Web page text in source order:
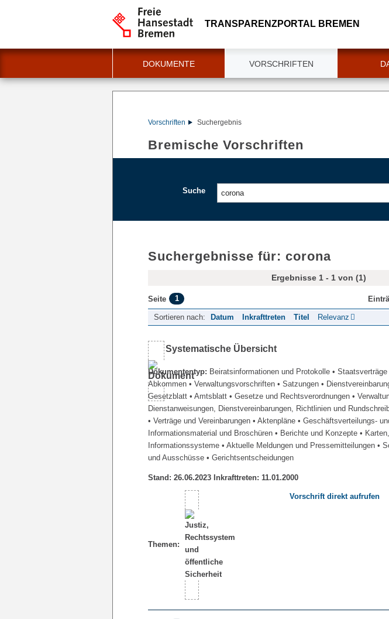
TRANSPARENZPORTAL BREMEN
DOKUMENTE VORSCHRIFTEN
Vorschriften Suchergebnis
Bremische Vorschriften
Suche
Suchergebnisse für: corona
Ergebnisse 1 - 1 von (1)
Seite 1
Sortieren nach: Datum Inkrafttreten Titel Relevanz
Systematische Übersicht
Dokumententyp: Beiratsinformationen und Protokolle • Staatsverträge
Abkommen • Verwaltungsvorschriften • Satzungen •
Gesetzblatt • Amtsblatt • Gesetze und Rechtsverordnungen •
Dienstanweisungen, Dienstvereinbarungen, Richtlinien und
• Verträge und Vereinbarungen • Aktenpläne • Geschäftsverteilungs-
Informationsmaterial und Broschüren • Berichte und Konzepte •
Informationssysteme • Aktuelle Meldungen und Pressemitteilungen •
und Ausschüsse • Gerichtsentscheidungen
Stand: 26.06.2023 Inkrafttreten: 11.01.2000
Themen:
Vorschrift direkt aufrufen